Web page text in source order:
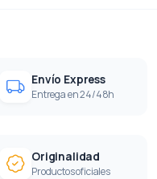
Envío Express
Entrega en 24/48h
Originalidad
Productos oficiales